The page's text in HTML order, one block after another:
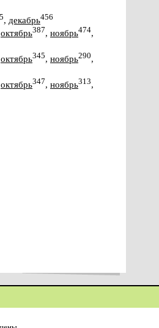
, декабрь456
октябрь387, ноябрь474,
октябрь345, ноябрь290,
октябрь347, ноябрь313,